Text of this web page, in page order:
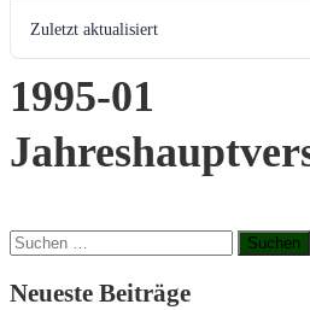
Zuletzt aktualisiert
1995-01
Suchen
Neueste Beiträge